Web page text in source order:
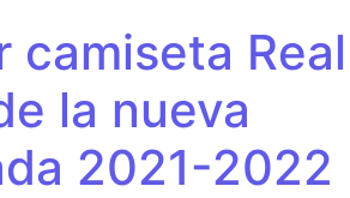
camiseta Real
la nueva
2021-2022